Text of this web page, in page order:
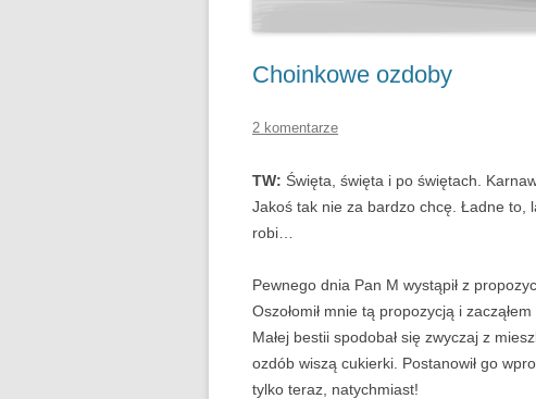
Choinkowe ozdoby
2 komentarze
TW: Święta, święta i po świętach.
Jakoś tak nie za bardzo chcę. Ładne to,
robi…
Pewnego dnia Pan M wystąpił z
Oszołomił mnie tą propozycją i
Małej bestii spodobał się zwyczaj z
ozdób wiszą cukierki. Postanowił go
tylko teraz, natychmiast!